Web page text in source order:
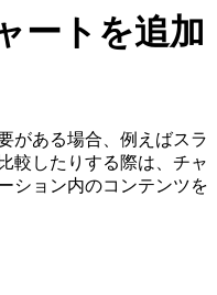
ートを追加
がある場合、例えばスラ
較したりする際は、チャ
ション内のコンテンツを